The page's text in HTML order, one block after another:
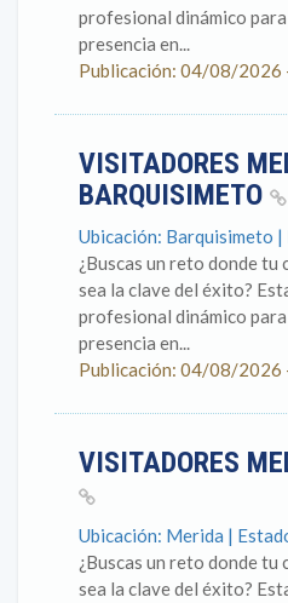
profesional dinámico
presencia en...
Publicación: 04/08/
VISITADORES
BARQUISIMETO
Ubicación: Barquisimeto |
¿Buscas un reto donde tu
sea la clave del éxito?
profesional dinámico
presencia en...
Publicación: 04/08/
VISITADORES
Ubicación: Merida |
¿Buscas un reto donde tu
sea la clave del éxito?